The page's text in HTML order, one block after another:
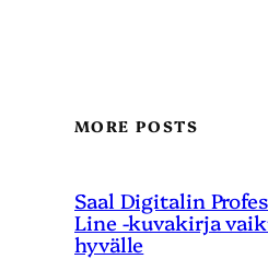
MORE POSTS
Saal Digitalin
Line -kuvakirja
hyvälle